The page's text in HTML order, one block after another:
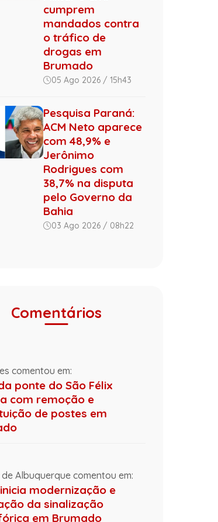
cumprem
mandados contra
o tráfico de
drogas em
Brumado
05 Ago 2026 / 15h43
Pesquisa Paraná:
ACM Neto aparece
com 48,9% e
Jerônimo
Rodrigues com
38,7% na disputa
pelo Governo da
Bahia
03 Ago 2026 / 08h22
Comentários
comentou em:
ponte do São Félix
com remoção e
de postes em
Albuquerque comentou em:
modernização e
da sinalização
em Brumado